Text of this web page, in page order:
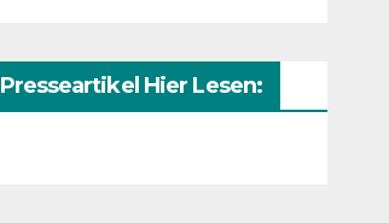
Presseartikel Hier Lesen: